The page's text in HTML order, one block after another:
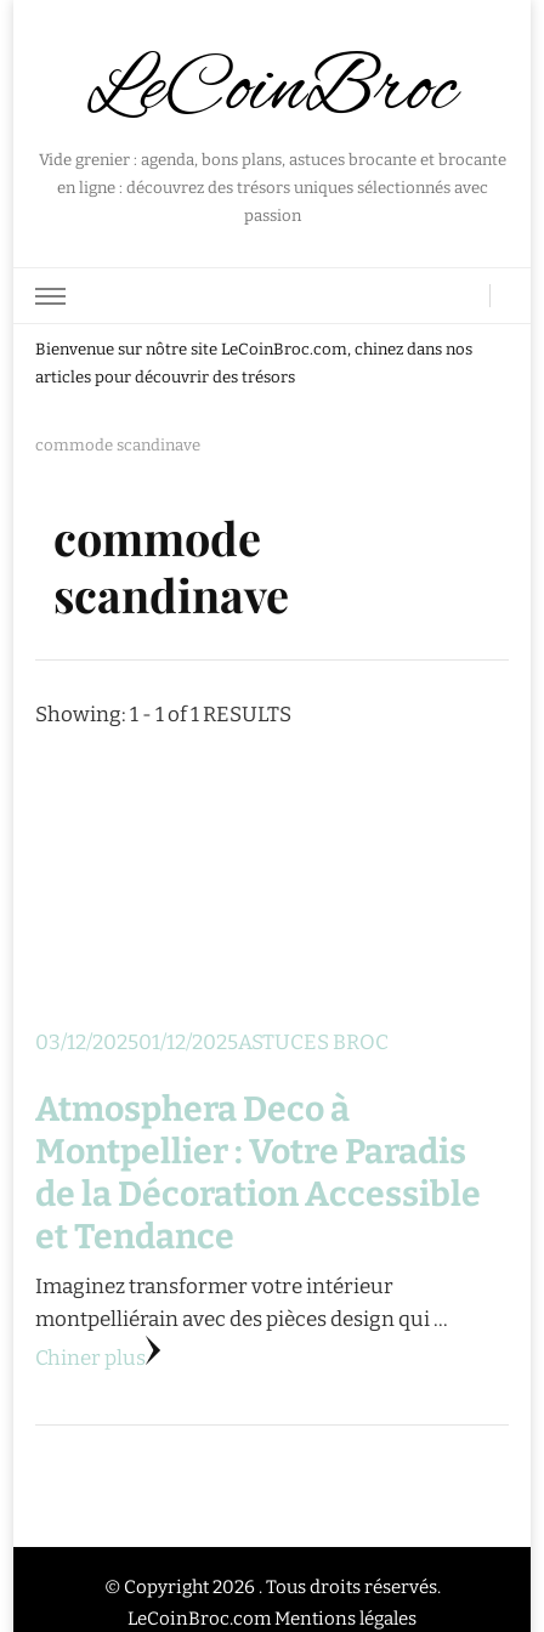
LeCoinBroc
Vide grenier : agenda, bons plans, astuces brocante et brocante
en ligne : découvrez des trésors uniques sélectionnés avec
passion
Bienvenue sur nôtre site LeCoinBroc.com, chinez dans nos
articles pour découvrir des trésors
commode scandinave
commode
scandinave
Showing: 1 - 1 of 1 RESULTS
03/12/202501/12/2025ASTUCES BROC
Atmosphera Deco à
Montpellier : Votre Paradis
de la Décoration Accessible
et Tendance
Imaginez transformer votre intérieur
montpelliérain avec des pièces design qui …
Chiner plus
© Copyright 2026 . Tous droits réservés.
LeCoinBroc.comMentions légales